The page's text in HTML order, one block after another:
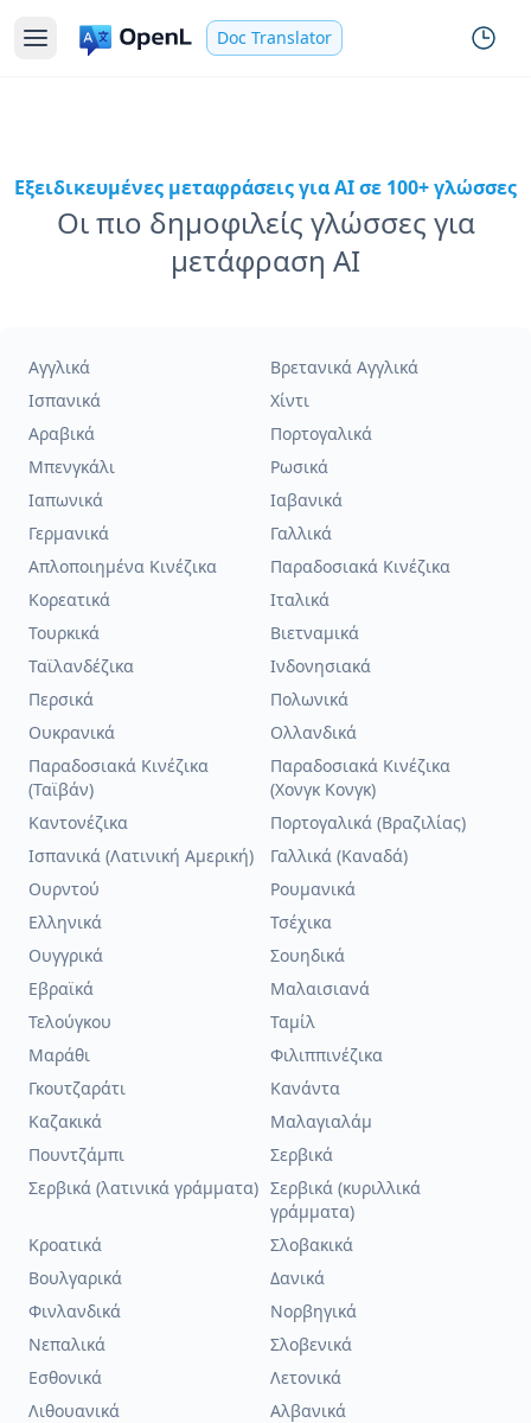
Doc Translator
Εξειδικευμένες μεταφράσεις για AI σε 100+ γλώσσες
Οι πιο δημοφιλείς γλώσσες για
μετάφραση AI
Αγγλικά
Βρετανικά Αγγλικά
Ισπανικά
Χίντι
Αραβικά
Πορτογαλικά
Μπενγκάλι
Ρωσικά
Ιαπωνικά
Ιαβανικά
Γερμανικά
Γαλλικά
Απλοποιημένα Κινέζικα
Παραδοσιακά Κινέζικα
Κορεατικά
Ιταλικά
Τουρκικά
Βιετναμικά
Ταϊλανδέζικα
Ινδονησιακά
Περσικά
Πολωνικά
Ουκρανικά
Ολλανδικά
Παραδοσιακά Κινέζικα
(Ταϊβάν)
Παραδοσιακά Κινέζικα
(Χονγκ Κονγκ)
Καντονέζικα
Πορτογαλικά (Βραζιλίας)
Ισπανικά (Λατινική Αμερική)
Γαλλικά (Καναδά)
Ουρντού
Ρουμανικά
Ελληνικά
Τσέχικα
Ουγγρικά
Σουηδικά
Εβραϊκά
Μαλαισιανά
Τελούγκου
Ταμίλ
Μαράθι
Φιλιππινέζικα
Γκουτζαράτι
Κανάντα
Καζακικά
Μαλαγιαλάμ
Πουντζάμπι
Σερβικά
Σερβικά (λατινικά γράμματα) Σερβικά (κυριλλικά
γράμματα)
Κροατικά
Σλοβακικά
Βουλγαρικά
Δανικά
Φινλανδικά
Νορβηγικά
Νεπαλικά
Σλοβενικά
Εσθονικά
Λετονικά
Λιθουανικά
Αλβανικά